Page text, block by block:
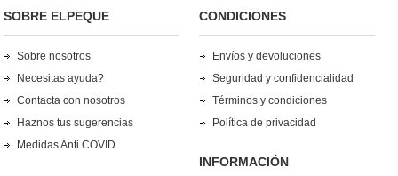
SOBRE ELPEQUE
Sobre nosotros
Necesitas ayuda?
Contacta con nosotros
Haznos tus sugerencias
Medidas Anti COVID
CONDICIONES
Envíos y devoluciones
Seguridad y confidencialidad
Términos y condiciones
Política de privacidad
INFORMACIÓN